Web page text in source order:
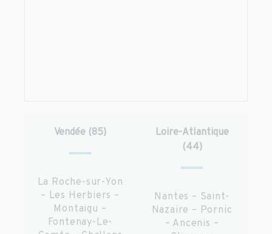
Vendée (85)
La Roche-sur-Yon
– Les Herbiers –
Montaigu –
Fontenay-Le-
Loire-Atlantique
(44)
Nantes – Saint-
Nazaire – Pornic
– Ancenis –